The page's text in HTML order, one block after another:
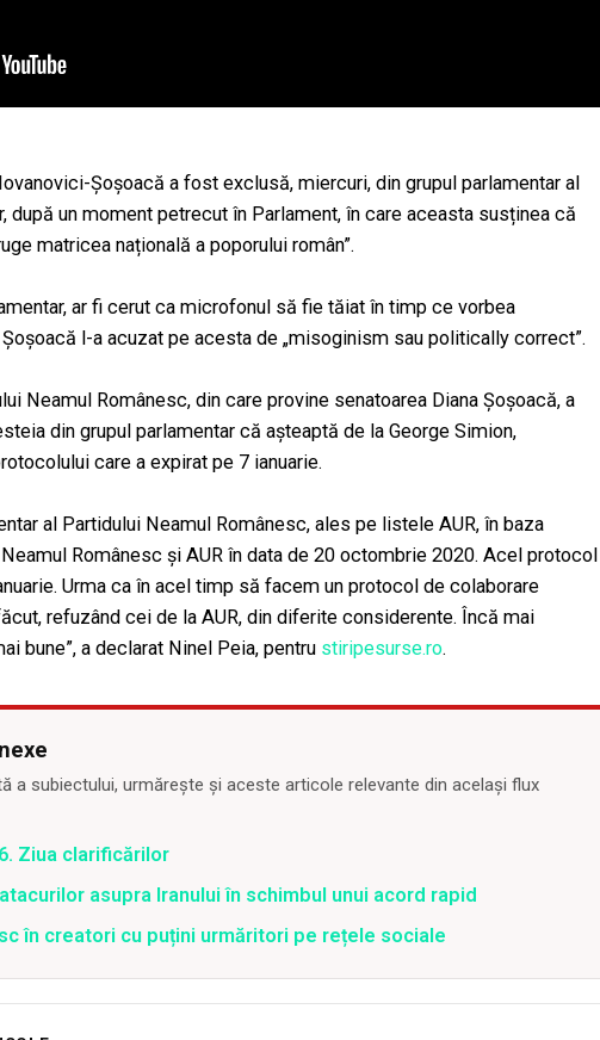
Șoșoacă a fost exclusă, miercuri, din grupul parlamentar al
după un moment petrecut în Parlament, în care aceasta susținea că
matricea națională a poporului român”.
ar fi cerut ca microfonul să fie tăiat în timp ce vorbea
l-a acuzat pe acesta de „misoginism sau politically correct”.
Neamul Românesc, din care provine senatoarea Diana Şoşoacă, a
din grupul parlamentar că așteaptă de la George Simion,
care a expirat pe 7 ianuarie.
al Partidului Neamul Românesc, ales pe listele AUR, în baza
Românesc şi AUR în data de 20 octombrie 2020. Acel protocol
Urma ca în acel timp să facem un protocol de colaborare
refuzând cei de la AUR, din diferite considerente. Încă mai
bune”, a declarat Ninel Peia, pentru stiripesurse.ro.
a subiectului, urmărește și aceste articole relevante din același flux
Ziua clarificărilor
asupra Iranului în schimbul unui acord rapid
în creatori cu puțini urmăritori pe rețele sociale